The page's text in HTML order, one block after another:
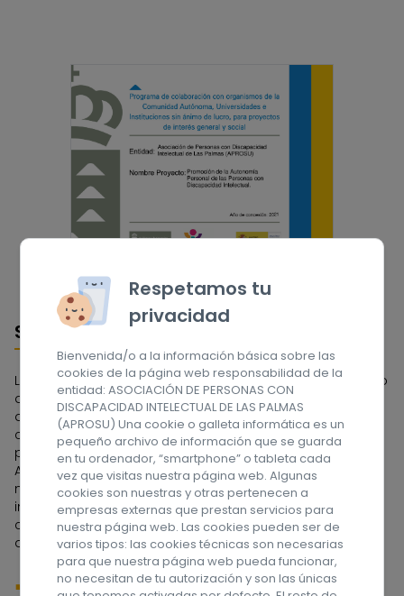
Sobre nosotros
La Asociación APROSU se constituyó en 1962 por un grupo
de familias que tenían en su seno a una persona con
discapacidad intelectual. Fue la primera Asociación
constituida en el Archipiélago Canario y una de las
pioneras de España. A lo largo de estos años la
Asociación ha tenido que ir adaptándose a las
necesidades de las personas con discapacidad
intelectual y a sus familias, dedicándose en sus
comienzos a la etapa escolar, y actualmente a la edad
adulta. ¡Síguenos en las redes sociales!
Respetamos tu
privacidad
Bienvenida/o a la información básica sobre las
cookies de la página web responsabilidad de la
entidad: ASOCIACIÓN DE PERSONAS CON
DISCAPACIDAD INTELECTUAL DE LAS PALMAS
(APROSU) Una cookie o galleta informática es un
pequeño archivo de información que se guarda
en tu ordenador, “smartphone” o tableta cada
vez que visitas nuestra página web. Algunas
cookies son nuestras y otras pertenecen a
empresas externas que prestan servicios para
nuestra página web. Las cookies pueden ser de
varios tipos: las cookies técnicas son necesarias
para que nuestra página web pueda funcionar,
no necesitan de tu autorización y son las únicas